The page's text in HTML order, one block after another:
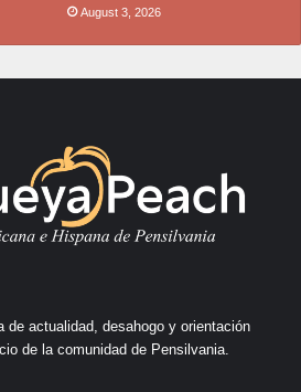
August 3, 2026
de actualidad, desahogo y orientación
de la comunidad de Pensilvania.